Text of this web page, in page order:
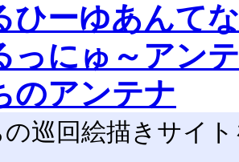
ひーゆあんてな
っにゅ～アン
のアンテナ
巡回絵描きサイ